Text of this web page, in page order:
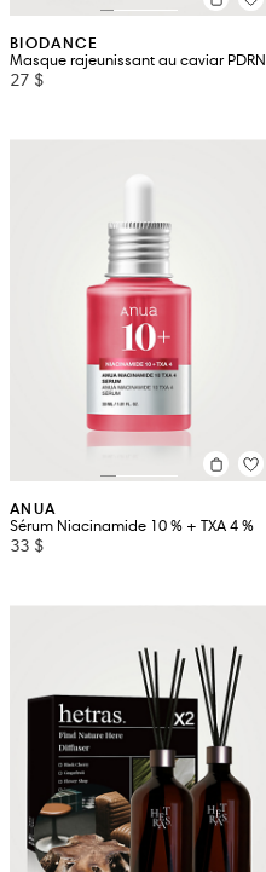
BIODANCE
Masque rajeunissant au caviar PDRN
27 $
ANUA
Sérum Niacinamide 10 % + TXA 4 %
33 $